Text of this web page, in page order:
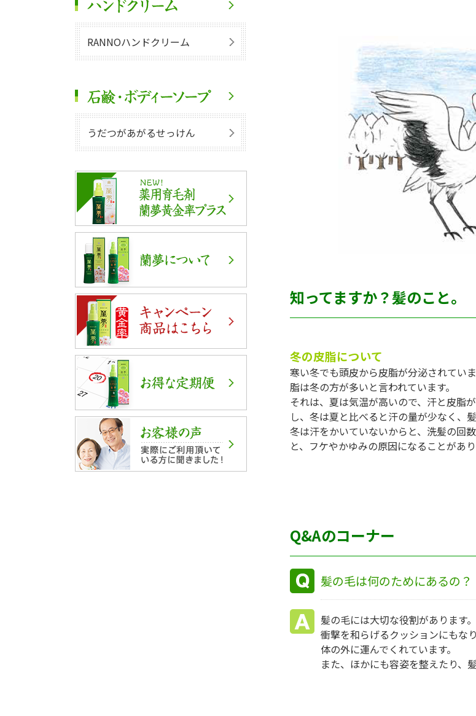
RANNOハンドクリーム
うだつがあがるせっけん
知ってますか？髪のこと。
冬の皮脂について
寒い冬でも頭皮から皮脂が分泌されてい
脂は冬の方が多いと言われています。
それは、夏は気温が高いので、汗と皮脂
し、冬は夏と比べると汗の量が少なく、
冬は汗をかいていないからと、洗髪の回
と、フケやかゆみの原因になることがあ
Q&Aのコーナー
髪の毛は何のためにあるの？
髪の毛には大切な役割があります
衝撃を和らげるクッションにもな
体の外に運んでくれています。
また、ほかにも容姿を整えたり、